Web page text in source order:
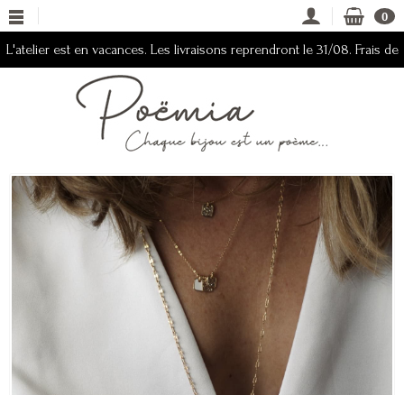
L'atelier est en vacances. Les livraisons reprendront le 31/08. Frais de
ports offerts du 08/08 au 31/08 2026.
0